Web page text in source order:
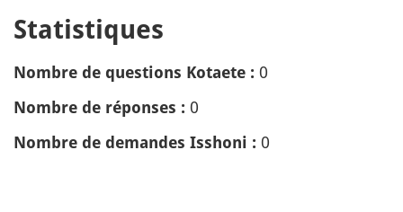
Statistiques
Nombre de questions Kotaete : 0
Nombre de réponses : 0
Nombre de demandes Isshoni : 0